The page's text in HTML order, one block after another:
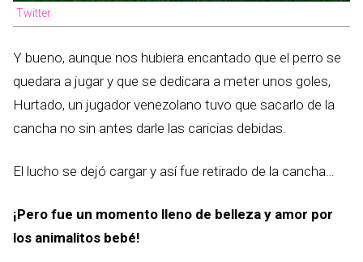
Twitter
Y bueno, aunque nos hubiera encantado que el perro se
quedara a jugar y que se dedicara a meter unos goles,
Hurtado, un jugador venezolano tuvo que sacarlo de la
cancha no sin antes darle las caricias debidas.
El lucho se dejó cargar y así fue retirado de la cancha…
¡Pero fue un momento lleno de belleza y amor por
los animalitos bebé!